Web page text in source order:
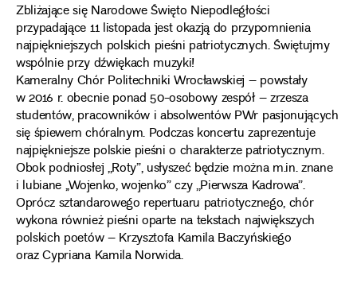
Zbliżające się Narodowe Święto Niepodległości
przypadające 11 listopada jest okazją do przypomnienia
najpiękniejszych polskich pieśni patriotycznych. Świętujmy
wspólnie przy dźwiękach muzyki!
Kameralny Chór Politechniki Wrocławskiej – powstały
w 2016 r. obecnie ponad 50-osobowy zespół – zrzesza
studentów, pracowników i absolwentów PWr pasjonujących
się śpiewem chóralnym. Podczas koncertu zaprezentuje
najpiękniejsze polskie pieśni o charakterze patriotycznym.
Obok podniosłej ,,Roty”, usłyszeć będzie można m.in. znane
i lubiane ,,Wojenko, wojenko” czy ,,Pierwsza Kadrowa”.
Oprócz sztandarowego repertuaru patriotycznego, chór
wykona również pieśni oparte na tekstach największych
polskich poetów – Krzysztofa Kamila Baczyńskiego
oraz Cypriana Kamila Norwida.